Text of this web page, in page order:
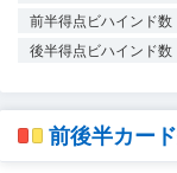
前半得点ビハインド数
後半得点ビハインド数
前後半カー